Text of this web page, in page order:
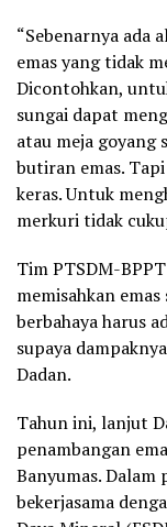
“Sebenarnya ada
emas yang tidak
Dicontohkan,
sungai dapat
atau meja
butiran emas.
keras. Untuk
merkuri tidak
Tim PTSDM-
memisahkan
berbahaya harus
supaya
Dadan.
Tahun ini, lanjut
penambangan
Banyumas.
bekerjasama